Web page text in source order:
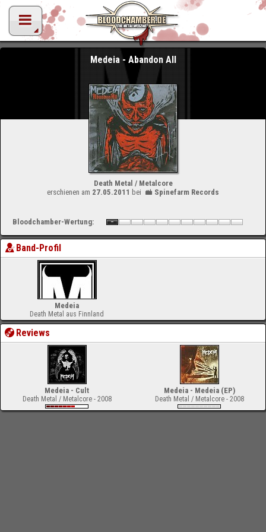
Medeia - Abandon All
Death Metal / Metalcore
erschienen am 27.05.2011 bei Spinefarm Records
Bloodchamber-Wertung:
Band-Profil
Medeia
Death Metal aus Finnland
Reviews
Medeia - Cult
Death Metal / Metalcore - 2008
Medeia - Medeia (EP)
Death Metal / Metalcore - 2008